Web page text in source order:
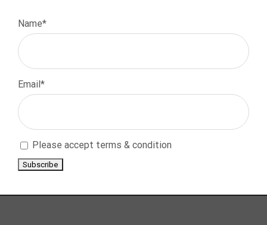
Name*
Email*
Please accept terms & condition